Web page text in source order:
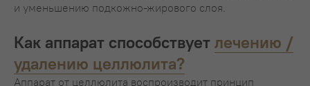
и уменьшению подкожно-жирового слоя.
Как аппарат способствует лечению /
удалению целлюлита?
Аппарат от целлюлита воспроизводит принцип